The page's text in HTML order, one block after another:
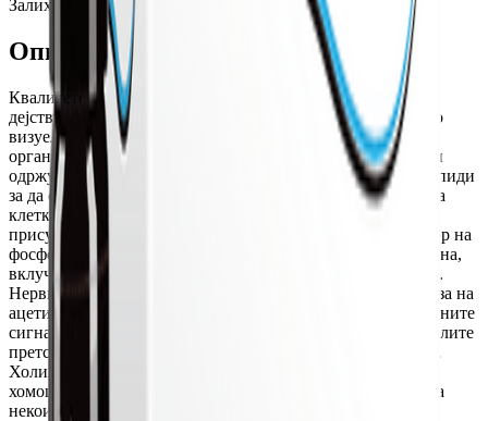
Залиха:
На залиха
Опис
Квалитетот на видот најмногу зависи од правилното
дејствување на нервните клеточни структури поврзани со
визуелната функција. Поради тоа, особено е важно
организмот да има невропротективен систем којшто ќе ги
одржува физиолошките нивоа на мембранските фосфолипиди
за да се обезбеди интегритетот на мембраната на нервната
клетка. Цитиколинот претставува молекула којашто е
присутна во организмот. Исто така, претставува прекурзор на
фосфолипидите коишто се содржат во клеточната мембрана,
вклучувајќи ја и клеточната мембрана на оптичкиот нерв.
Нервните клетки го искористуваат цитиколинот за синтеза на
ацетилхолин којшто е корисен за спроведување на визуелните
сигнали. Цитиколинот којшто се содржи во Цитикол вијалите
претставува извор на холин, прекурзор на ацетилхолинот.
Холинот придонесува за нормален метаболизам на
хомоцистеинот, којшто може да биде засегнат во случај на
некои офталмолошки невродегенеративни болести.